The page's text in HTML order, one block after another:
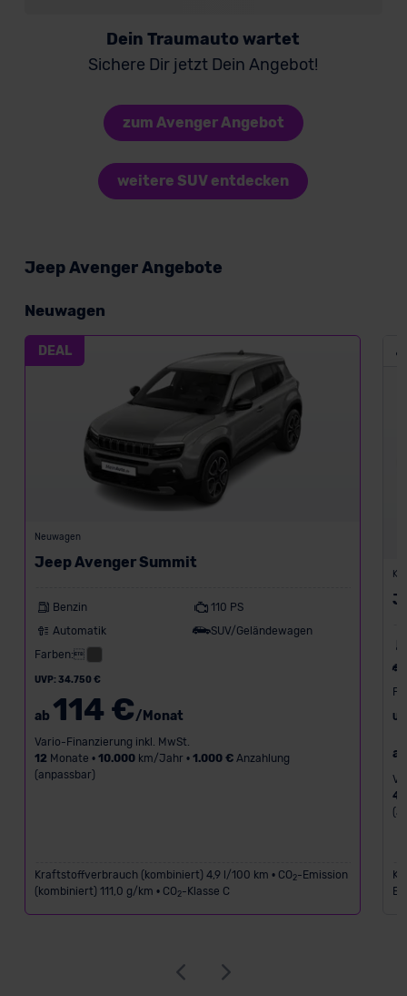
Dein Traumauto wartet
Sichere Dir jetzt Dein Angebot!
zum Avenger Angebot
weitere SUV entdecken
Jeep Avenger Angebote
Neuwagen
DEAL
Neuwagen
Jeep Avenger Summit
Benzin
110 PS
Automatik
SUV/Geländewagen
Farben:
UVP: 34.750 €
ab 114 €/Monat
Vario-Finanzierung inkl. MwSt.
12 Monate • 10.000km/Jahr • 1.000 €Anzahlung
(anpassbar)
Kraftstoffverbrauch (kombiniert) 4,9 l/100 km • CO2-Emission
(kombiniert) 111,0 g/km • CO2-Klasse C
48